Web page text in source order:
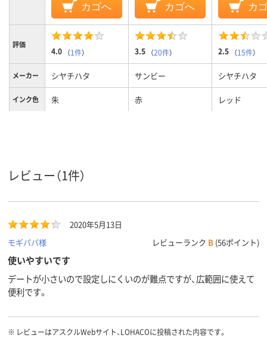
カゴへ カゴへ カ
評価
4.0 （1件） 3.5 （20件） 2.5 （15件）
メーカー シヤチハタ サンビー シヤチハタ
インク色 朱 赤 レッド
レビュー（1件）
2020年5月13日
モギパパ様
レビューランク B (56ポイント)
使いやすいです
デートが小さいので設定しにくいのが難点ですが、広範囲に使えて
便利です。
※ レビューはアスクルWebサイト、LOHACOに投稿された内容です。